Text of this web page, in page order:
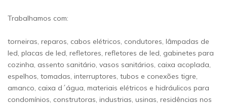
Trabalhamos com:
torneiras, reparos, cabos elétricos, condutores, lâmpadas de
led, placas de led, refletores, refletores de led, gabinetes para
cozinha, assento sanitário, vasos sanitários, caixa acoplada,
espelhos, tomadas, interruptores, tubos e conexões tigre,
amanco, caixa d´água, materiais elétricos e hidráulicos para
condomínios, construtoras, industrias, usinas, residências nos